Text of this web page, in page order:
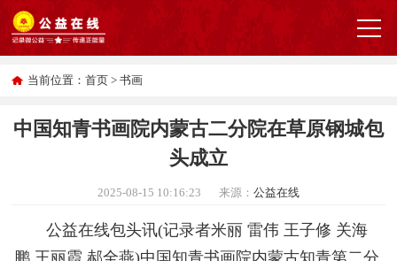
当前位置：首页 >书画
中国知青书画院内蒙古二分院在草原钢城包
头成立
2025-08-15 10:16:23 来源：公益在线
公益在线包头讯(记录者米丽 雷伟 王子修 关海